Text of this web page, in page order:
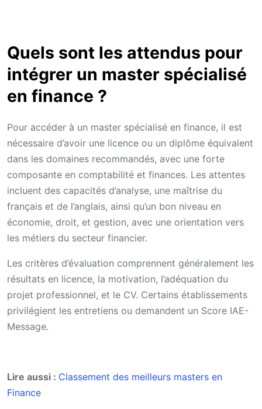
Quels sont les attendus pour
intégrer un master spécialisé
en finance ?
Pour accéder à un master spécialisé en finance, il est
nécessaire d’avoir une licence ou un diplôme équivalent
dans les domaines recommandés, avec une forte
composante en comptabilité et finances. Les attentes
incluent des capacités d’analyse, une maîtrise du
français et de l’anglais, ainsi qu’un bon niveau en
économie, droit, et gestion, avec une orientation vers
les métiers du secteur financier.
Les critères d’évaluation comprennent généralement les
résultats en licence, la motivation, l’adéquation du
projet professionnel, et le CV. Certains établissements
privilégient les entretiens ou demandent un Score IAE-
Message.
Lire aussi : Classement des meilleurs masters en
Finance